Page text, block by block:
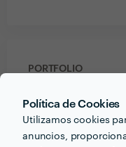
Política de Cookies
Utilizamos cookies
anuncios,
PORTFOLIO